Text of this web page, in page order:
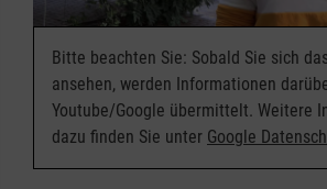
Bitte beachten Sie: Sobald Sie sich
ansehen, werden Informationen
Youtube/Google übermittelt. Weitere
dazu finden Sie unter Google